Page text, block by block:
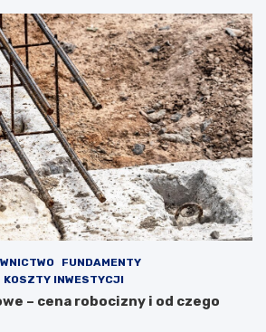
FUNDAMENTY
KOSZTY INWESTYCJI
– cena robocizny i od czego